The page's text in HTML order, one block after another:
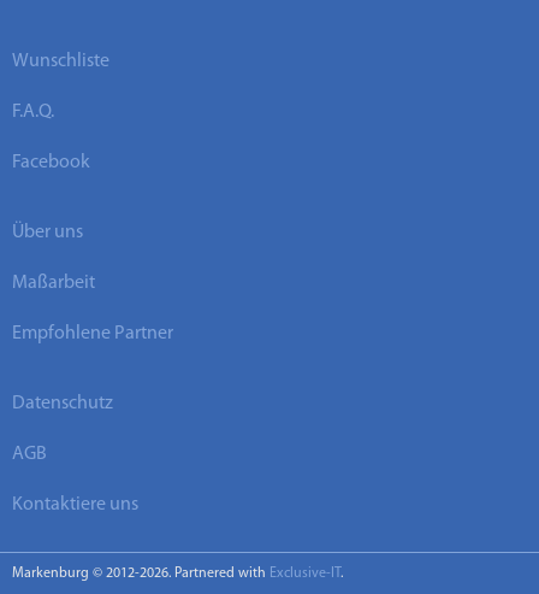
Wunschliste
F.A.Q.
Facebook
Über uns
Maßarbeit
Empfohlene Partner
Datenschutz
AGB
Kontaktiere uns
Markenburg © 2012-2026. Partnered with Exclusive-IT .